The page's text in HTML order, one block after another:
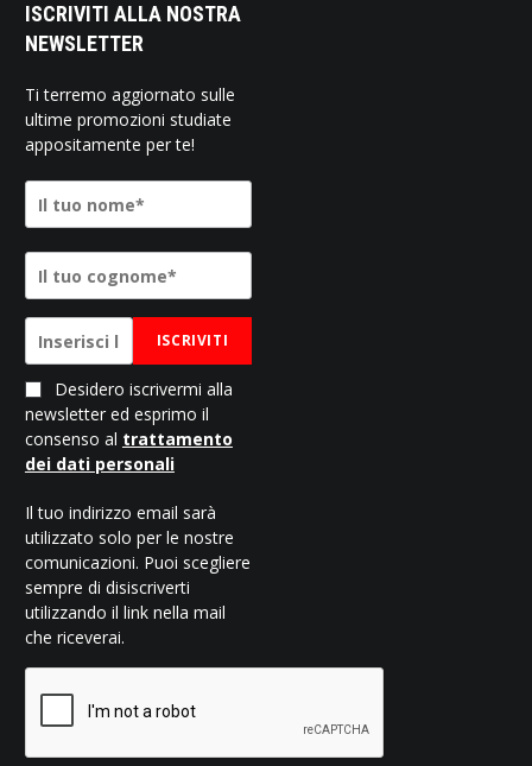
ISCRIVITI ALLA NOSTRA
NEWSLETTER
Ti terremo aggiornato sulle
ultime promozioni studiate
appositamente per te!
ISCRIVITI
Desidero iscrivermi alla
newsletter ed esprimo il
consenso al trattamento
dei dati personali
Il tuo indirizzo email sarà
utilizzato solo per le nostre
comunicazioni. Puoi scegliere
sempre di disiscriverti
utilizzando il link nella mail
che riceverai.